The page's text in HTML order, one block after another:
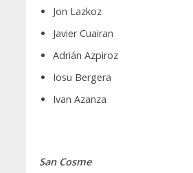
Jon Lazkoz
Javier Cuairan
Adrián Azpiroz
Iosu Bergera
Ivan Azanza
San Cosme